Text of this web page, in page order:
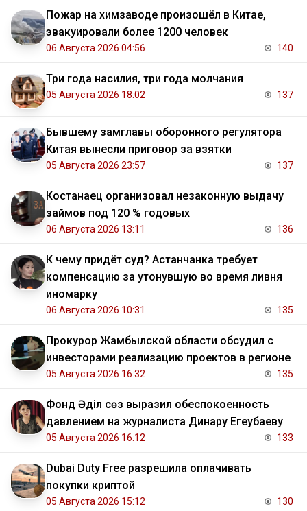
Пожар на химзаводе произошёл в Китае,
эвакуировали более 1200 человек
06 Августа 2026 04:56 140
Три года насилия, три года молчания
05 Августа 2026 18:02 137
Бывшему замглавы оборонного регулятора
Китая вынесли приговор за взятки
05 Августа 2026 23:57 137
Костанаец организовал незаконную выдачу
займов под 120 % годовых
06 Августа 2026 13:11 136
К чему придёт суд? Астанчанка требует
компенсацию за утонувшую во время ливня
иномарку
06 Августа 2026 10:31 135
Прокурор Жамбылской области обсудил с
инвесторами реализацию проектов в регионе
05 Августа 2026 16:32 135
Фонд Әділ сөз выразил обеспокоенность
давлением на журналиста Динару Егеубаеву
05 Августа 2026 16:12 133
Dubai Duty Free разрешила оплачивать
покупки криптой
05 Августа 2026 15:12 130